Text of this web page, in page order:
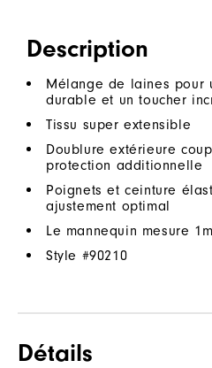
Description
Mélange de laines pour
durable et un toucher
Tissu super extensible
Doublure extérieure
protection additionnelle
Poignets et ceinture
ajustement optimal
Le mannequin mesure
Style #90210
Détails